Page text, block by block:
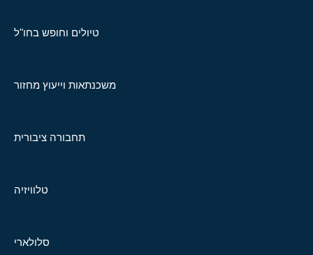
טיולים וחופש בחו"ל
משכנתאות וייעוץ מחזור
תחבורה ציבורית
טלוויזיה
סלולארי